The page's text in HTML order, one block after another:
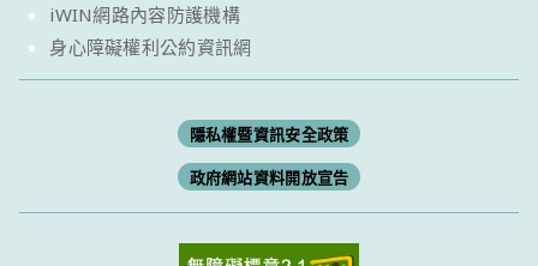
iWIN網路內容防護機構
身心障礙權利公約資訊網
隱私權暨資訊安全政策
政府網站資料開放宣告